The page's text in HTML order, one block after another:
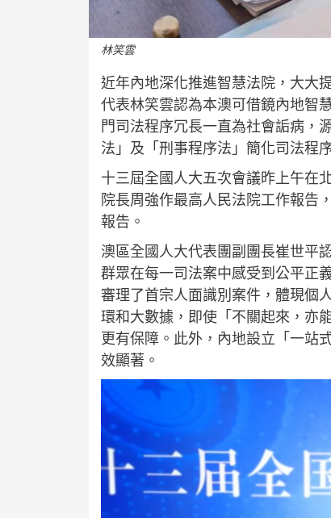
林笑雲
近年內地深化推進智慧法院，大大
代表林笑雲認為本澳可借鏡內地智
門司法程序冗長一直為社會詬病，
法」及「刑事程序法」簡化司法程
十三屆全國人大五次會議昨上午在
院長周強作最高人民法院工作報告
報告。
澳區全國人大代表團副團長崔世平
群眾在每一司法案中感受到公平正
審理了首宗人面識別案件，體現個
環和大數據，即使「不關起來，亦
更有保障。此外，內地設立「一站
效顯著。